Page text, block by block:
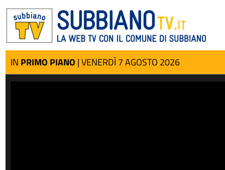
IN PRIMO PIANO | VENERDÌ 7 AGOSTO 2026